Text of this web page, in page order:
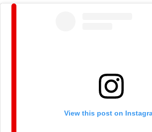
View this post on